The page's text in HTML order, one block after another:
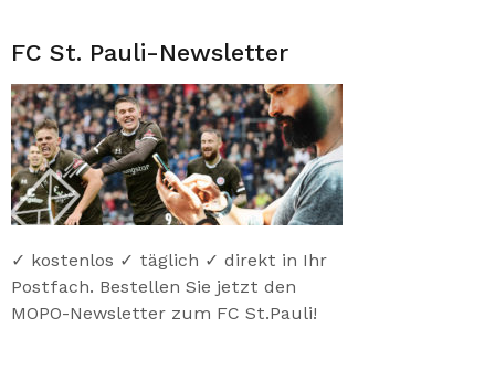
FC St. Pauli-Newsletter
✓ kostenlos ✓ täglich ✓ direkt in Ihr
Postfach. Bestellen Sie jetzt den
MOPO-Newsletter zum FC St.Pauli!